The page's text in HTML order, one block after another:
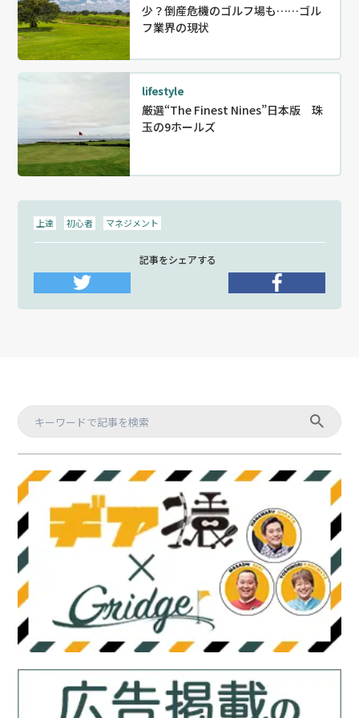
少？倒産危機のゴルフ場も……ゴル
フ業界の現状
lifestyle
厳選“The Finest Nines”日本版 珠
玉の9ホールズ
上達 初心者 マネジメント
記事をシェアする